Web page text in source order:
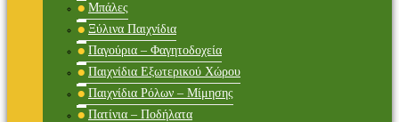
Μπάλες
Ξύλινα Παιχνίδια
Παγούρια – Φαγητοδοχεία
Παιχνίδια Εξωτερικού Χώρου
Παιχνίδια Ρόλων – Μίμησης
Πατίνια – Ποδήλατα